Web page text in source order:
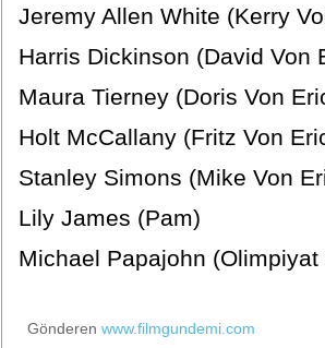
Jeremy Allen White (Kerry
Harris Dickinson (David Von
Maura Tierney (Doris Von
Holt McCallany (Fritz Von
Stanley Simons (Mike Von
Lily James (Pam)
Michael Papajohn (Olimpiyat
Gönderen www.filmgundemi.com